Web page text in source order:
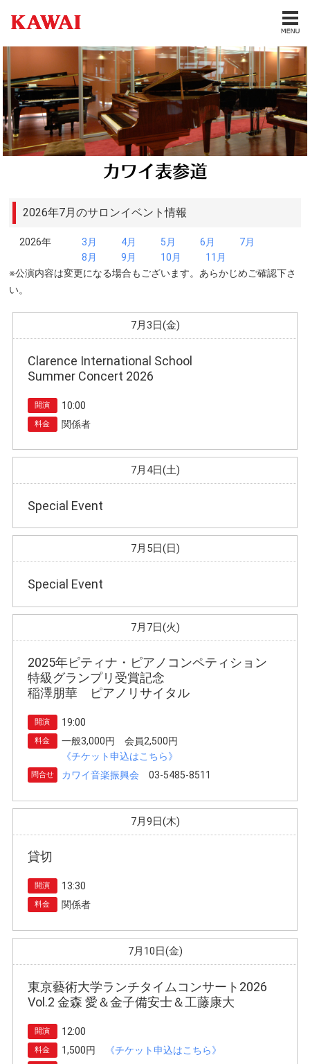
2026年7月のサロンイベント情報
2026年 3月 4月 5月 6月
7月
8月
9月 10月
11月
※公演内容は変更になる場合もございます。あらかじめご確認下さ
い。
7月3日(金)
Clarence International School
Summer Concert 2026
開演 10:00
料金 関係者
7月4日(土)
Special Event
7月5日(日)
Special Event
7月7日(火)
2025年ピティナ・ピアノコンペティション
特級グランプリ受賞記念
稲澤朋華 ピアノリサイタル
開演 19:00
料金
一般3,000円 会員2,500円
《チケット申込はこちら》
問合せ カワイ音楽振興会 03-5485-8511
7月9日(木)
貸切
開演 13:30
料金 関係者
7月10日(金)
東京藝術大学ランチタイムコンサート2026
Vol.2 金森 愛＆金子備安士＆工藤康大
開演 12:00
料金 1,500円 《チケット申込はこちら》